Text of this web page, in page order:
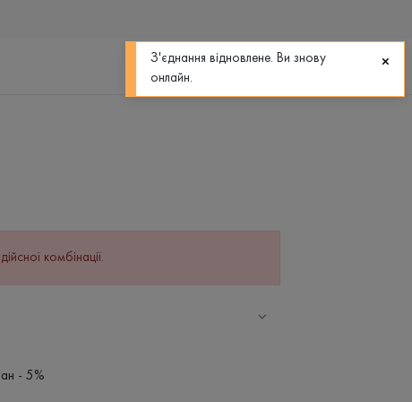
0
комбінації.
- 5%
З'єднання відновлене. Ви знову
онлайн.